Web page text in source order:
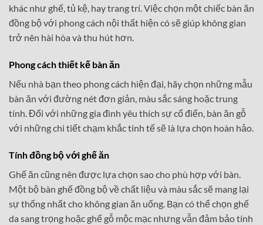
khác như ghế, tủ kệ, hay trang trí. Việc chọn một chiếc bàn ăn
đồng bộ với phong cách nội thất hiện có sẽ giúp không gian
trở nên hài hòa và thu hút hơn.
Phong cách thiết kế bàn ăn
Nếu nhà bạn theo phong cách hiện đại, hãy chọn những mẫu
bàn ăn với đường nét đơn giản, màu sắc sáng hoặc trung
tính. Đối với những gia đình yêu thích sự cổ điển, bàn ăn gỗ
với những chi tiết chạm khắc tinh tế sẽ là lựa chọn hoàn hảo.
Tính đồng bộ với ghế ăn
Ghế ăn cũng nên được lựa chọn sao cho phù hợp với bàn.
Một bộ bàn ghế đồng bộ về chất liệu và màu sắc sẽ mang lại
sự thống nhất cho không gian ăn uống. Bạn có thể chọn ghế
da sang trọng hoặc ghế gỗ mộc mạc nhưng vẫn đảm bảo tính